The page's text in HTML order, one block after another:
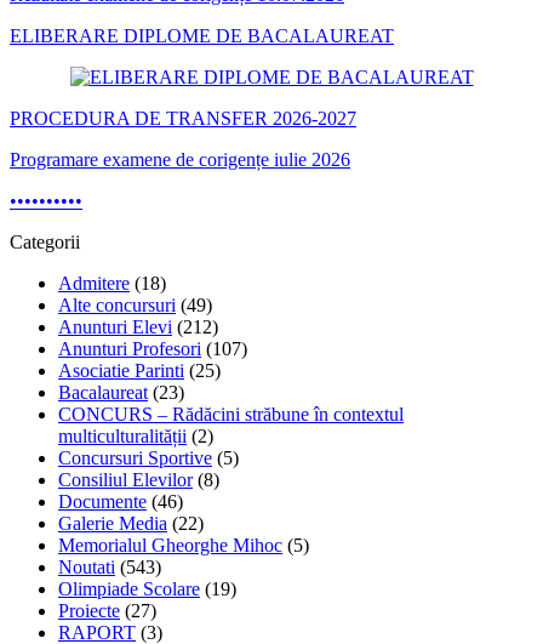
ELIBERARE DIPLOME DE BACALAUREAT
PROCEDURA DE TRANSFER 2026-2027
Programare examene de corigențe iulie 2026
••••••••••
Categorii
Admitere (18)
Alte concursuri (49)
Anunturi Elevi (212)
Anunturi Profesori (107)
Asociatie Parinti (25)
Bacalaureat (23)
CONCURS – Rădăcini străbune în contextul
multiculturalității (2)
Concursuri Sportive (5)
Consiliul Elevilor(8)
Documente (46)
Galerie Media (22)
Memorialul Gheorghe Mihoc (5)
Noutati (543)
Olimpiade Scolare (19)
Proiecte (27)
RAPORT (3)